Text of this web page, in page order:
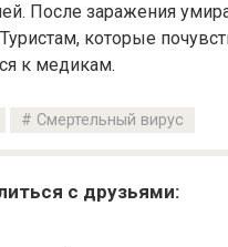
После заражения
которые
к медикам.
Смертельный вирус
с друзьями: